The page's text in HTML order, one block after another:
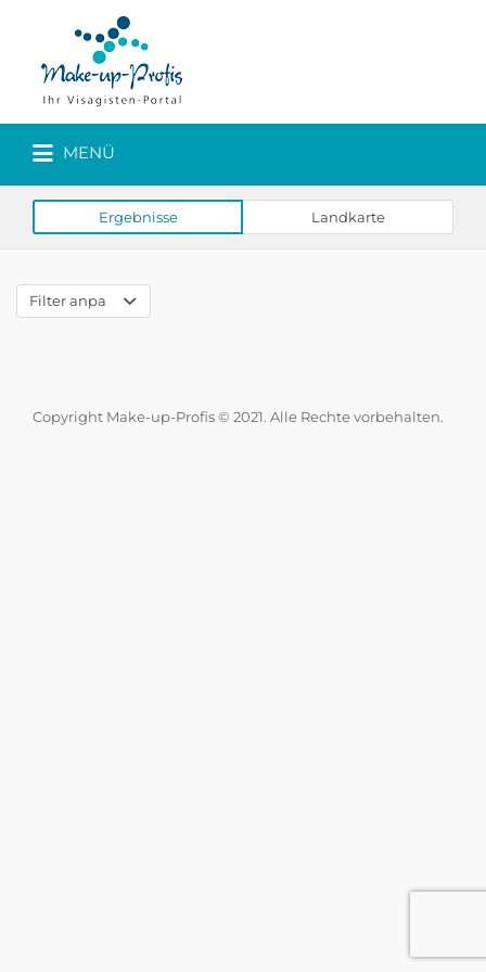
MENÜ
Ergebnisse Landkarte
Filter anpassen
Copyright Make-up-Profis © 2021. Alle Rechte vorbehalten.